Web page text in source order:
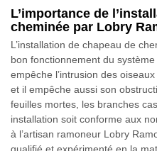
L’importance de
cheminée par Lobry
L’installation de chapeau de
bon fonctionnement du
empêche l’intrusion des
et il empêche aussi son
feuilles mortes, les branches
installation soit conforme aux
à l’artisan ramoneur Lobry